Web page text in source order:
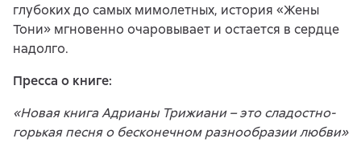
глубоких до самых мимолетных, история «Жены
Тони» мгновенно очаровывает и остается в сердце
надолго.
Пресса о книге:
«Новая книга Адрианы Трижиани – это сладостно-
горькая песня о бесконечном разнообразии любви»